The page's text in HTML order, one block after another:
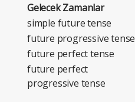
Gelecek Zamanlar
simple future tense
future progressive tense
future perfect tense
future perfect
progressive tense